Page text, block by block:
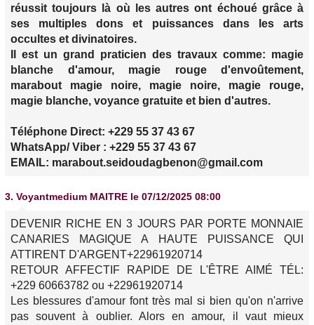
réussit toujours là où les autres ont échoué grâce à
ses multiples dons et puissances dans les arts
occultes et divinatoires.
Il est un grand praticien des travaux comme: magie
blanche d'amour, magie rouge d'envoûtement,
marabout magie noire, magie noire, magie rouge,
magie blanche, voyance gratuite et bien d'autres.
Téléphone Direct: +229 55 37 43 67
WhatsApp/ Viber : +229 55 37 43 67
EMAIL: marabout.seidoudagbenon@gmail.com
3. Voyantmedium MAITRE le 07/12/2025 08:00
DEVENIR RICHE EN 3 JOURS PAR PORTE MONNAIE
CANARIES MAGIQUE A HAUTE PUISSANCE QUI
ATTIRENT D'ARGENT+22961920714
RETOUR AFFECTIF RAPIDE DE L'ÊTRE AIMÉ TÉL:
+229 60663782 ou +22961920714
Les blessures d'amour font très mal si bien qu'on n'arrive
pas souvent à oublier. Alors en amour, il vaut mieux